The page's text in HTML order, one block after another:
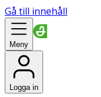
Gå till innehåll
Meny
Logga in